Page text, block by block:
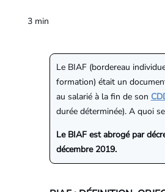
3 min
Le BIAF (bordereau
formation) était un
au salarié à la fin de son
durée déterminée). A quoi
Le BIAF est abrogé par
décembre 2019.